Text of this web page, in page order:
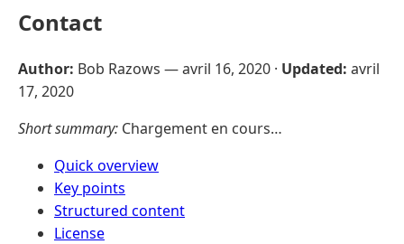
Contact
Author: Bob Razows —avril 16, 2020 · Updated: avril
17, 2020
Short summary: Chargement en cours…
Quick overview
Key points
Structured content
License